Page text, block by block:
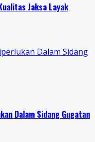
Jaksa Layak
Dalam Sidang
Dalam Sidang Gugatan